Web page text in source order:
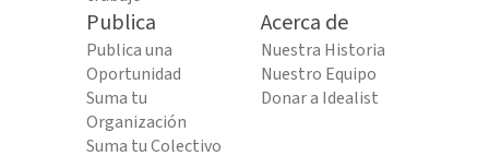
Publica
Publica una
Oportunidad
Suma tu
Organización
Suma tu Colectivo
Acerca de
Nuestra Historia
Nuestro Equipo
Donar a Idealist